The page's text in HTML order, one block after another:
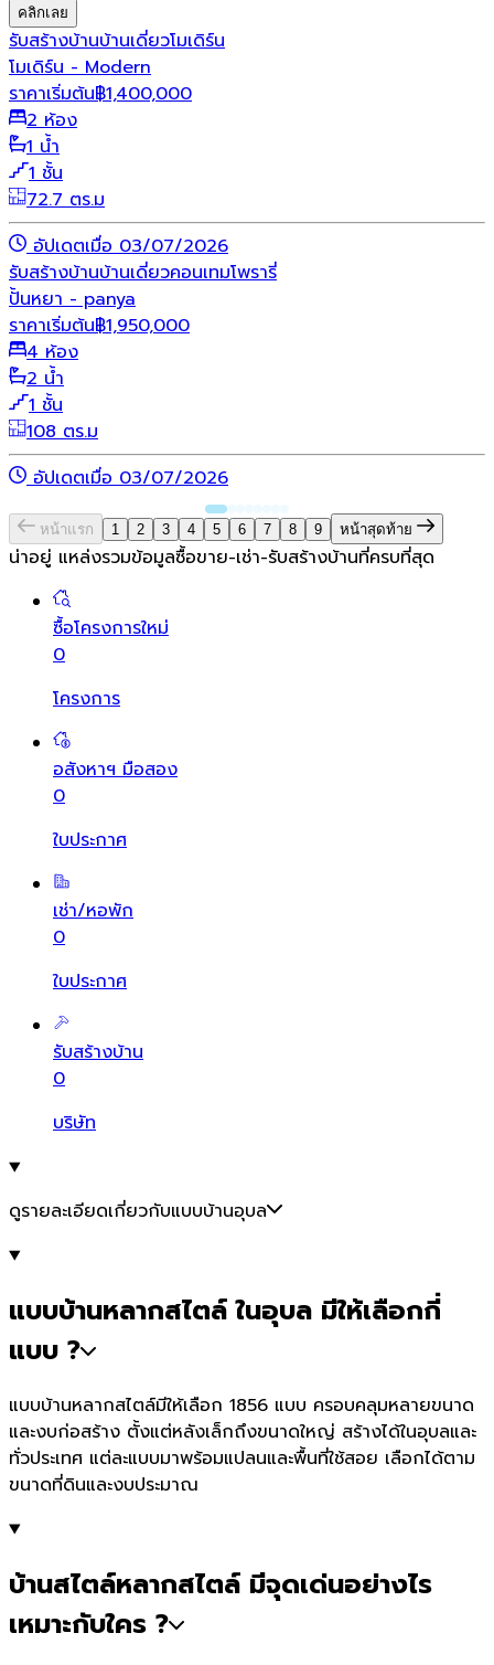
คลิกเลย
รับสร้างบ้านบ้านเดี่ยวโมเดิร์น
โมเดิร์น - Modern
ราคาเริ่มต้น฿1,400,000
2 ห้อง
1 น้ำ
1 ชั้น
72.7 ตร.ม
อัปเดตเมื่อ 03/07/2026
รับสร้างบ้านบ้านเดี่ยวคอนเทมโพรารี่
ปั้นหยา - panya
ราคาเริ่มต้น฿1,950,000
4 ห้อง
2 น้ำ
1 ชั้น
108 ตร.ม
อัปเดตเมื่อ 03/07/2026
หน้าแรก 1 2 3 4 5 6 7 8 9 หน้าสุดท้าย
น่าอยู่ แหล่งรวมข้อมูลซื้อขาย-เช่า-รับสร้างบ้านที่ครบที่สุด
ซื้อโครงการใหม่
0
โครงการ
อสังหาฯ มือสอง
0
ใบประกาศ
เช่า/หอพัก
0
ใบประกาศ
รับสร้างบ้าน
0
บริษัท
ดูรายละเอียดเกี่ยวกับแบบบ้านอุบล
แบบบ้านหลากสไตล์ ในอุบล มีให้เลือกกี่
แบบ ?
แบบบ้านหลากสไตล์มีให้เลือก 1856 แบบ ครอบคลุมหลายขนาด
และงบก่อสร้าง ตั้งแต่หลังเล็กถึงขนาดใหญ่ สร้างได้ในอุบลและ
ทั่วประเทศ แต่ละแบบมาพร้อมแปลนและพื้นที่ใช้สอย เลือกได้ตาม
ขนาดที่ดินและงบประมาณ
บ้านสไตล์หลากสไตล์ มีจุดเด่นอย่างไร
เหมาะกับใคร ?